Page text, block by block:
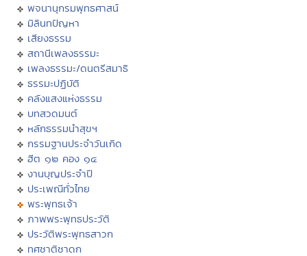
พจนานุกรมพุทธศาสน์
มิลินทปัญหา
เสียงธรรม
สถานีเพลงธรรมะ
เพลงธรรมะ/ดนตรีสมาธิ
ธรรมะปฏิบัติ
คลังแสงแห่งธรรม
บทสวดมนต์
หลักธรรมนำสุขฯ
กรรมฐานประจำวันเกิด
ฮีต ๑๒ คอง ๑๔
งานบุญประจำปี
ประเพณีทั่วไทย
พระพุทธเจ้า
ภาพพระพุทธประวัติ
ประวัติพระพุทธสาวก
ทศชาติชาดก